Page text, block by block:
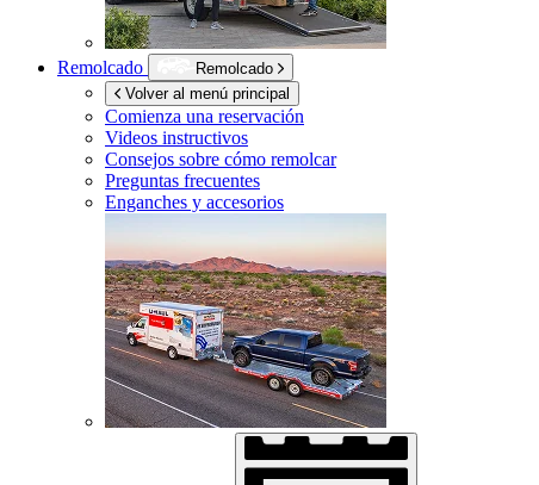
Remolcado
Remolcado
Volver al menú principal
Comienza una reservación
Videos instructivos
Consejos sobre cómo remolcar
Preguntas frecuentes
Enganches y accesorios